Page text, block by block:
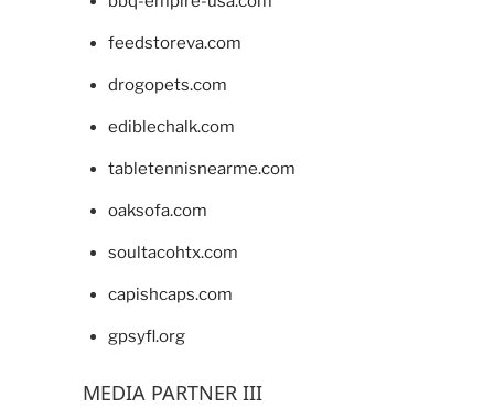
feedstoreva.com
drogopets.com
ediblechalk.com
tabletennisnearme.com
oaksofa.com
soultacohtx.com
capishcaps.com
gpsyfl.org
MEDIA PARTNER III